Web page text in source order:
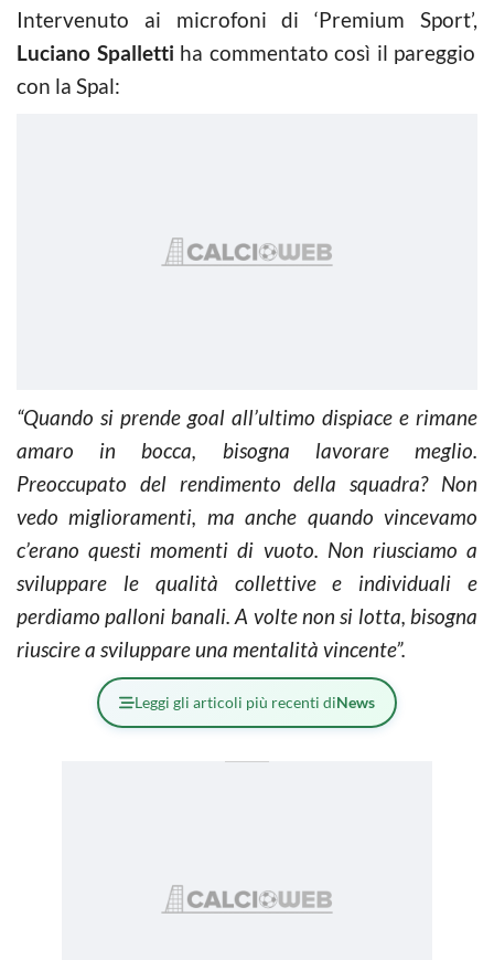
Intervenuto ai microfoni di ‘Premium Sport’,
Luciano Spalletti ha commentato così il pareggio
con la Spal:
“Quando si prende goal all’ultimo dispiace e rimane
amaro in bocca, bisogna lavorare meglio.
Preoccupato del rendimento della squadra? Non
vedo miglioramenti, ma anche quando vincevamo
c’erano questi momenti di vuoto. Non riusciamo a
sviluppare le qualità collettive e individuali e
perdiamo palloni banali. A volte non si lotta, bisogna
riuscire a sviluppare una mentalità vincente”.
Leggi gli articoli più recenti diNews